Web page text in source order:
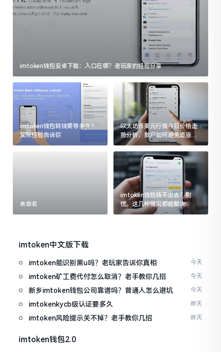
imtoken钱包安卓下载：入口在哪？老玩家的经验分享
imtoken钱包转钱要等多久？
实际经验告诉你
以太坊币美元行情今日价格走
势分析，散户如何避免追涨杀
跌被套牢
未命名
imtoken钱包转不出去？别
慌，这几种情况都能解决
imtoken中文版下载
imtoken能识别黑u吗？老玩家告诉你真相 今天
imtoken矿工费代付怎么取消？老手教你几招 今天
新乡imtoken钱包公司靠谱吗？普通人怎么避坑 今天
imtokenkycb级认证要多久 昨天
imtoken风险提示关不掉？老手教你几招 昨天
imtoken钱包2.0